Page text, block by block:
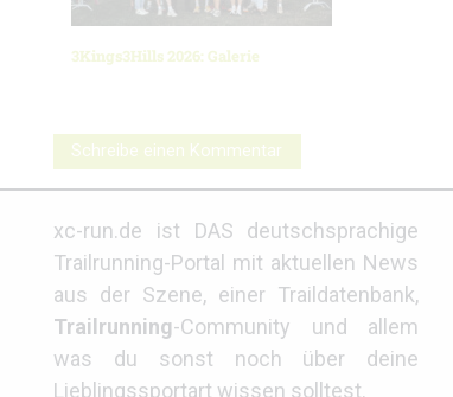
3Kings3Hills 2026: Galerie
Schreibe einen Kommentar
xc-run.de ist DAS deutschsprachige
Trailrunning-Portal mit aktuellen News
aus der Szene, einer Traildatenbank,
Trailrunning-Community und allem
was du sonst noch über deine
Lieblingssportart wissen solltest.